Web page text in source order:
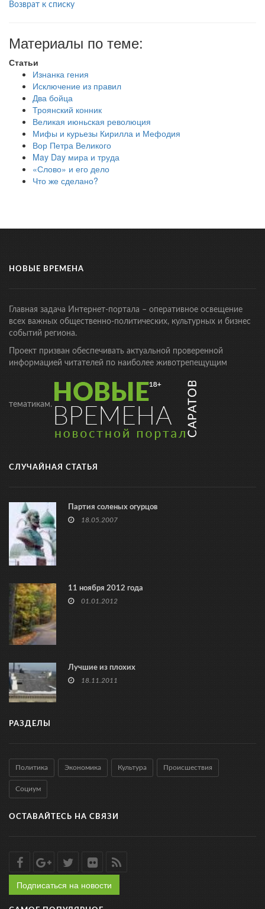
Возврат к списку
Материалы по теме:
Статьи
Изнанка гения
Исключение из правил
Два бойца
Троянский конник
Великая июньская революция
Мифы и курьезы Кирилла и Мефодия
Вор Петра Великого
May Day мира и труда
«Слово» и его дело
Что же сделано?
НОВЫЕ ВРЕМЕНА
Главная задача Интернет-портала – оперативное освещение
всех важных общественно-политических, культурных и бизнес
событий региона.
Проект призван обеспечивать актуальной проверенной
информацией читателей по наиболее животрепещущим
тематикам.
СЛУЧАЙНАЯ СТАТЬЯ
Партия соленых огурцов
18.05.2007
11 ноября 2012 года
01.01.2012
Лучшие из плохих
18.11.2011
РАЗДЕЛЫ
Политика Экономика Культура Происшествия
Социум
ОСТАВАЙТЕСЬ НА СВЯЗИ
Подписаться на новости